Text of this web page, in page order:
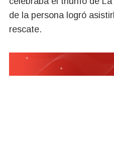
de la persona logró
rescate.